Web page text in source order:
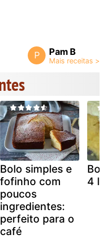
P Pam B
Bolo simples e
fofinho com
poucos
ingredientes:
perfeito para o
café
4